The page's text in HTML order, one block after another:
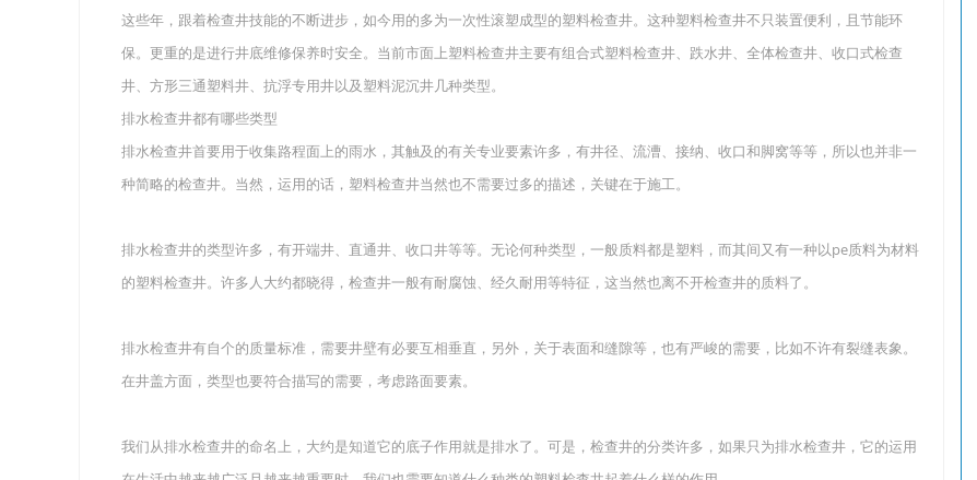
使用成都玻璃钢化粪池的七大好处你都记住了吗？
这些年，跟着检查井技能的不断进步，如今用的多为一次性滚塑成型的塑料检查井。这种塑料检查井不只装置便利，且节能环
保。更重的是进行井底维修保养时安全。当前市面上塑料检查井主要有组合式塑料检查井、跌水井、全体检查井、收口式检查
井、方形三通塑料井、抗浮专用井以及塑料泥沉井几种类型。
排水检查井都有哪些类型
排水检查井首要用于收集路程面上的雨水，其触及的有关专业要素许多，有井径、流漕、接纳、收口和脚窝等等，所以也并非一
种简略的检查井。当然，运用的话，塑料检查井当然也不需要过多的描述，关键在于施工。
排水检查井的类型许多，有开端井、直通井、收口井等等。无论何种类型，一般质料都是塑料，而其间又有一种以pe质料为材料
的塑料检查井。许多人大约都晓得，检查井一般有耐腐蚀、经久耐用等特征，这当然也离不开检查井的质料了。
排水检查井有自个的质量标准，需要井壁有必要互相垂直，另外，关于表面和缝隙等，也有严峻的需要，比如不许有裂缝表象。
在井盖方面，类型也要符合描写的需要，考虑路面要素。
我们从排水检查井的命名上，大约是知道它的底子作用就是排水了。可是，检查井的分类许多，如果只为排水检查井，它的运用